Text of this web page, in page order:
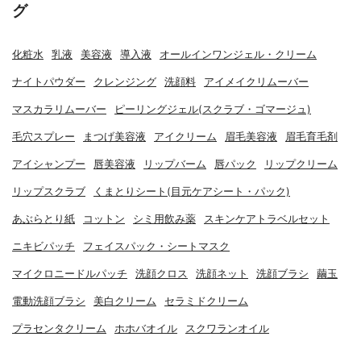
グ
化粧水 乳液 美容液 導入液 オールインワンジェル・クリーム
ナイトパウダー クレンジング 洗顔料 アイメイクリムーバー
マスカラリムーバー ピーリングジェル(スクラブ・ゴマージュ)
毛穴スプレー まつげ美容液 アイクリーム 眉毛美容液 眉毛育毛剤
アイシャンプー 唇美容液 リップバーム 唇パック リップクリーム
リップスクラブ くまとりシート(目元ケアシート・パック)
あぶらとり紙 コットン シミ用飲み薬 スキンケアトラベルセット
ニキビパッチ フェイスパック・シートマスク
マイクロニードルパッチ 洗顔クロス 洗顔ネット 洗顔ブラシ 繭玉
電動洗顔ブラシ 美白クリーム セラミドクリーム
プラセンタクリーム ホホバオイル スクワランオイル